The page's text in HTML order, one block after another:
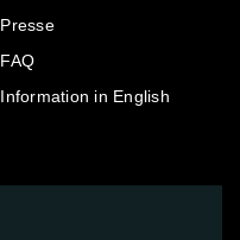
Presse
FAQ
Information in English